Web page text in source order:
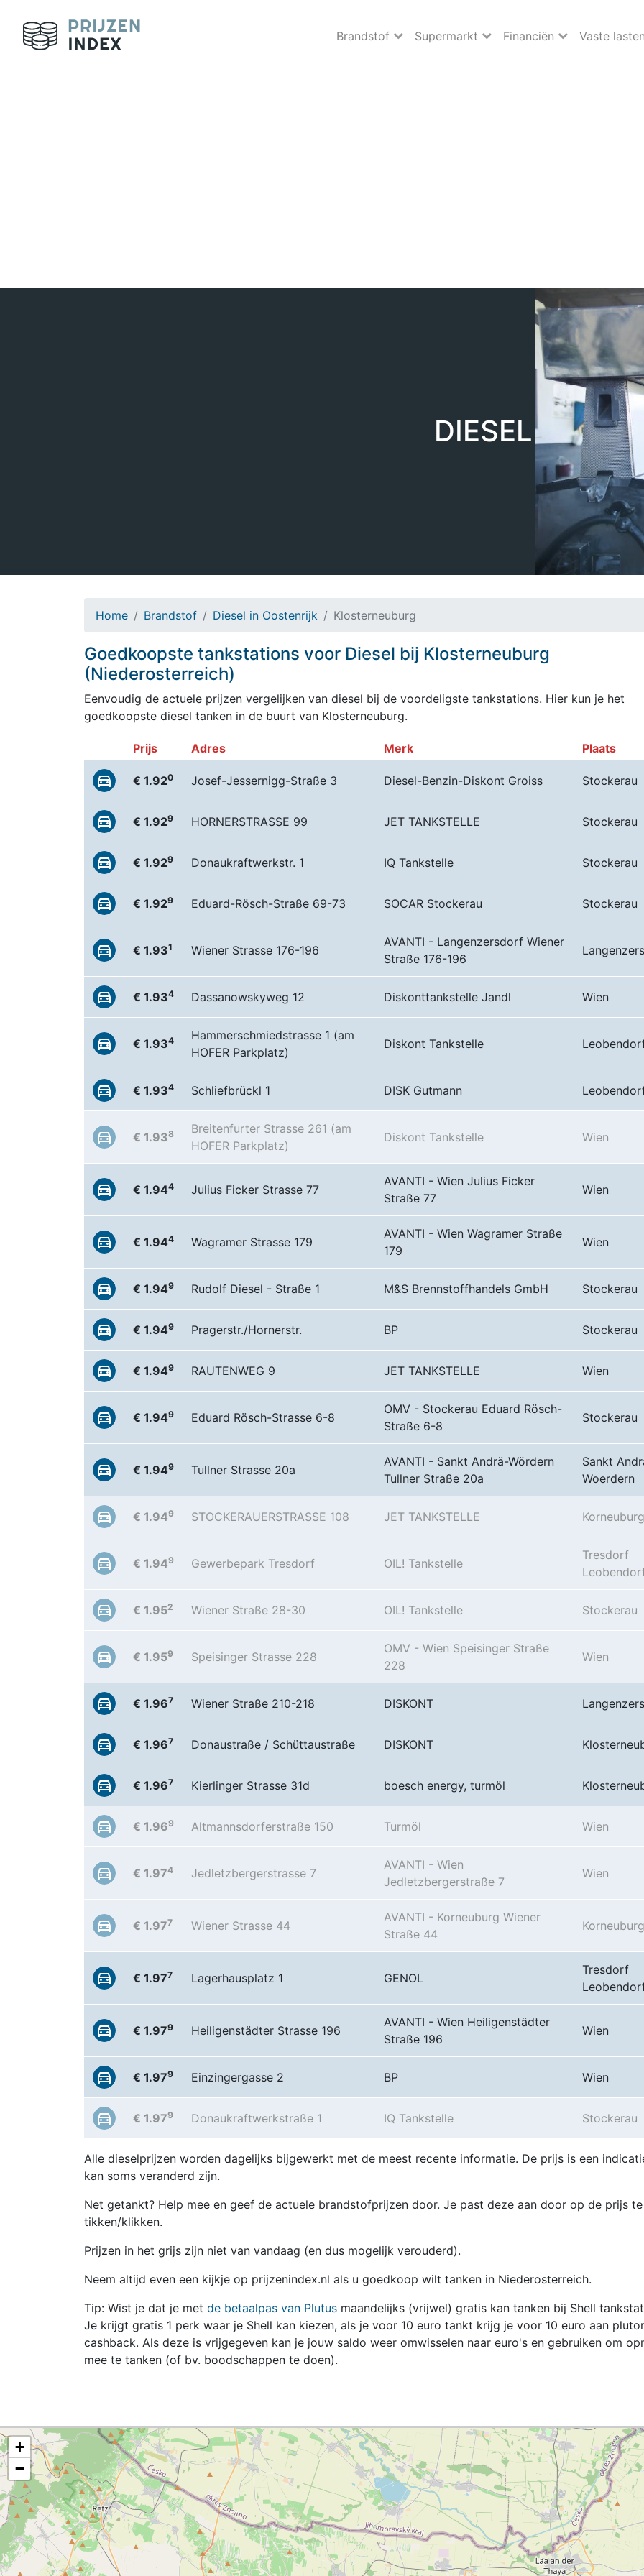
Brandstof Supermarkt Financiën Vaste lasten
DIESEL
Home Brandstof Diesel in Oostenrijk Klosterneuburg
Goedkoopste tankstations voor Diesel bij Klosterneuburg
(Niederosterreich)
Eenvoudig de actuele prijzen vergelijken van diesel bij de voordeligste tankstations. Hier kun je het
goedkoopste diesel tanken in de buurt van Klosterneuburg.
Prijs Adres Merk Plaats
€ 1.920 Josef-Jessernigg-Straße 3 Diesel-Benzin-Diskont Groiss Stockerau
€ 1.929 HORNERSTRASSE 99 JET TANKSTELLE Stockerau
€ 1.929 Donaukraftwerkstr. 1 IQ Tankstelle Stockerau
€ 1.929 Eduard-Rösch-Straße 69-73 SOCAR Stockerau Stockerau
€ 1.931 Wiener Strasse 176-196
AVANTI - Langenzersdorf Wiener
Straße 176-196
€ 1.934 Dassanowskyweg 12 Diskonttankstelle Jandl Wien
€ 1.934
Hammerschmiedstrasse 1 (am
HOFER Parkplatz)
Diskont Tankstelle
€ 1.934 Schliefbrückl 1 DISK Gutmann
€ 1.938
Breitenfurter Strasse 261 (am
HOFER Parkplatz)
Diskont Tankstelle Wien
€ 1.944 Julius Ficker Strasse 77
AVANTI - Wien Julius Ficker
Straße 77
Wien
€ 1.944 Wagramer Strasse 179
AVANTI - Wien Wagramer Straße
179
Wien
€ 1.949 Rudolf Diesel - Straße 1 M&S Brennstoffhandels GmbH Stockerau
€ 1.949 Pragerstr./Hornerstr. BP Stockerau
€ 1.949 RAUTENWEG 9 JET TANKSTELLE Wien
€ 1.949 Eduard Rösch-Strasse 6-8
OMV - Stockerau Eduard Rösch-
Straße 6-8
Stockerau
€ 1.949 Tullner Strasse 20a
AVANTI - Sankt Andrä-Wördern
Tullner Straße 20a
Sankt
Woerdern
€ 1.949 STOCKERAUERSTRASSE 108 JET TANKSTELLE Korneuburg
€ 1.949 Gewerbepark Tresdorf OIL! Tankstelle
Tresdorf
€ 1.952 Wiener Straße 28-30 OIL! Tankstelle Stockerau
€ 1.959 Speisinger Strasse 228
OMV - Wien Speisinger Straße
228
Wien
€ 1.967 Wiener Straße 210-218 DISKONT
€ 1.967 Donaustraße / Schüttaustraße DISKONT
€ 1.967 Kierlinger Strasse 31d boesch energy, turmöl
€ 1.969 Altmannsdorferstraße 150 Turmöl Wien
€ 1.974 Jedletzbergerstrasse 7
AVANTI - Wien
Jedletzbergerstraße 7
Wien
€ 1.977 Wiener Strasse 44
AVANTI - Korneuburg Wiener
Straße 44
Korneuburg
€ 1.977 Lagerhausplatz 1 GENOL
Tresdorf
€ 1.979 Heiligenstädter Strasse 196
AVANTI - Wien Heiligenstädter
Straße 196
Wien
€ 1.979 Einzingergasse 2 BP Wien
€ 1.979 Donaukraftwerkstraße 1 IQ Tankstelle Stockerau
Alle dieselprijzen worden dagelijks bijgewerkt met de meest recente informatie. De prijs is een
kan soms veranderd zijn.
Net getankt? Help mee en geef de actuele brandstofprijzen door. Je past deze aan door op de prijs te
tikken/klikken.
Prijzen in het grijs zijn niet van vandaag (en dus mogelijk verouderd).
Neem altijd even een kijkje op prijzenindex.nl als u goedkoop wilt tanken in Niederosterreich.
Tip: Wist je dat je met de betaalpas van Plutus maandelijks (vrijwel) gratis kan tanken bij Shell
Je krijgt gratis 1 perk waar je Shell kan kiezen, als je voor 10 euro tankt krijg je voor 10 euro aan
cashback. Als deze is vrijgegeven kan je jouw saldo weer omwisselen naar euro's en gebruiken om
mee te tanken (of bv. boodschappen te doen).
+
−